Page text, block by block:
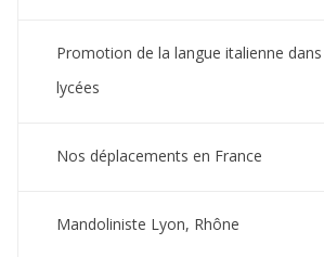
Promotion de la langue italienne
lycées
Nos déplacements en France
Mandoliniste Lyon, Rhône